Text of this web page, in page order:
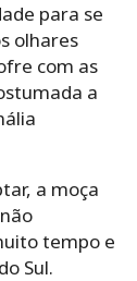
para se
olhares
com as
a
a moça
tempo e
Sul.